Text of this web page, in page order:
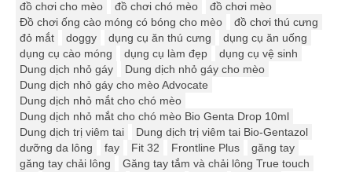
đồ chơi cho mèo
đồ chơi chó mèo
đồ chơi mèo
Đồ chơi ống cào móng có bóng cho mèo
đồ chơi thú cưng
đỏ mắt
doggy dụng cụ ăn thú cưng
dụng cụ ăn uống
dụng cụ cào móng
dụng cụ làm đẹp
dụng cụ vệ sinh
Dung dịch nhỏ gáy
Dung dịch nhỏ gáy cho mèo
Dung dịch nhỏ gáy cho mèo Advocate
Dung dịch nhỏ mắt cho chó mèo
Dung dịch nhỏ mắt cho chó mèo Bio Genta Drop 10ml
Dung dịch trị viêm tai
Dung dịch trị viêm tai Bio-Gentazol
dưỡng da lông
fay Fit 32 Frontline Plus
găng tay
găng tay chải lông
Găng tay tắm và chải lông True touch